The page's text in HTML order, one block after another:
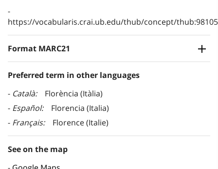
https://vocabularis.crai.ub.edu/thub/concept/
Format MARC21
Preferred term in other languages
Català
Florència (Itàlia)
Español
Florencia (Italia)
Français
Florence (Italie)
See on the map